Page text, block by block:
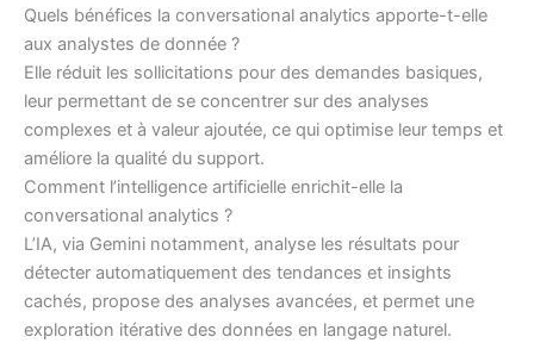
Quels bénéfices la conversational analytics apporte-t-elle
aux analystes de donnée ?
Elle réduit les sollicitations pour des demandes basiques,
leur permettant de se concentrer sur des analyses
complexes et à valeur ajoutée, ce qui optimise leur temps et
améliore la qualité du support.
Comment l’intelligence artificielle enrichit-elle la
conversational analytics ?
L’IA, via Gemini notamment, analyse les résultats pour
détecter automatiquement des tendances et insights
cachés, propose des analyses avancées, et permet une
exploration itérative des données en langage naturel.